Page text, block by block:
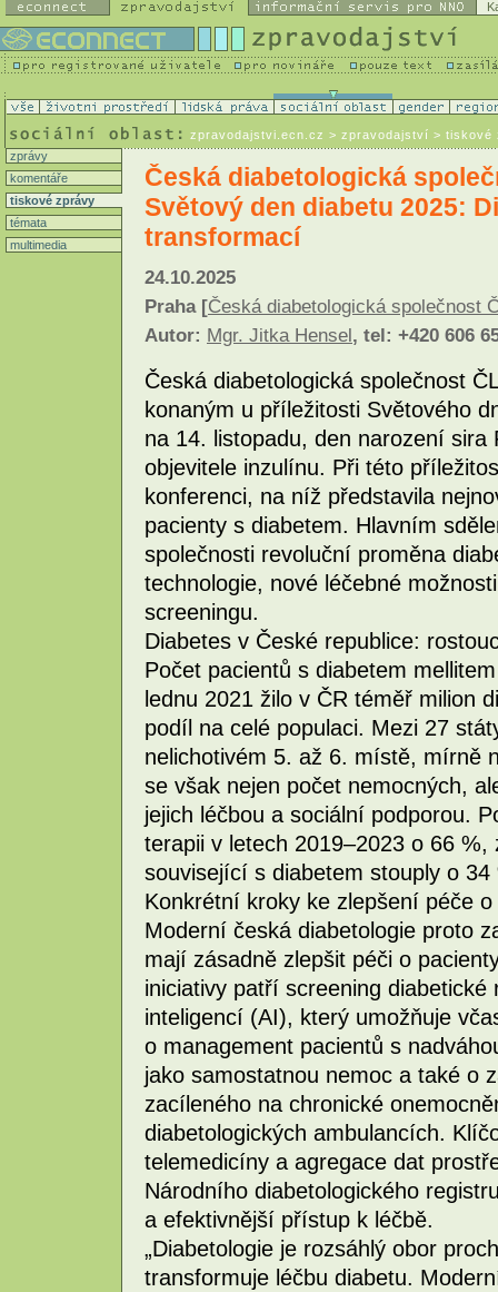
zpravodajstvi.ecn.cz > zpravodajství > tiskové
zprávy
komentáře
tiskové zprávy
témata
multimedia
Česká diabetologická
Světový den diabetu 2025:
transformací
24.10.2025
Praha [Česká diabetologická společnost
Autor: Mgr. Jitka Hensel , tel: +420 606
Česká diabetologická společnost
konaným u příležitosti Světového
na 14. listopadu, den narození
objevitele inzulínu. Při této
konferenci, na níž představila
pacienty s diabetem. Hlavním
společnosti revoluční proměna
technologie, nové léčebné
screeningu.
Diabetes v České republice:
Počet pacientů s diabetem
lednu 2021 žilo v ČR téměř milion
podíl na celé populaci. Mezi 27
nelichotivém 5. až 6. místě, mírně
se však nejen počet nemocných,
jejich léčbou a sociální podporou.
terapii v letech 2019–2023 o 66
související s diabetem stouply o 34
Konkrétní kroky ke zlepšení péče o
Moderní česká diabetologie proto
mají zásadně zlepšit péči o
iniciativy patří screening
inteligencí (AI), který umožňuje
o management pacientů s
jako samostatnou nemoc a také o
zacíleného na chronické
diabetologických ambulancích.
telemedicíny a agregace dat
Národního diabetologického
a efektivnější přístup k léčbě.
„Diabetologie je rozsáhlý obor
transformuje léčbu diabetu.